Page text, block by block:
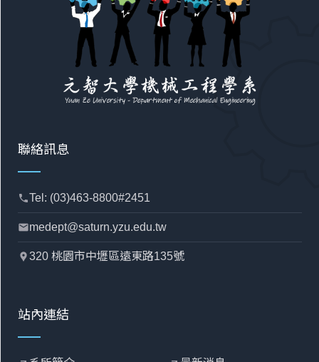
聯絡訊息
phoneTel: (03)463-8800#2451
mailmedept@saturn.yzu.edu.tw
location_pin320 桃園市中壢區遠東路135號
站內連結